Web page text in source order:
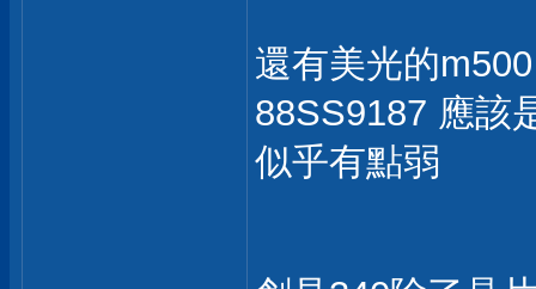
還有美光的
88SS9187 應該
似乎有點弱